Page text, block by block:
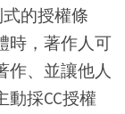
的授權條
時，著作人可
作、並讓他人
採CC授權